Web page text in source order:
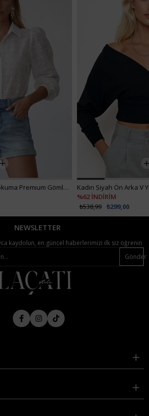
Kadın Beyaz Güpür Dokuma Premıum Gömlek ALC-X4366
%62 İNDİRİM
₺299,00
₺538,99
NEWSLETTER
kaydolun, en güncel haberlerimizi ilk siz öğrenin
Gönder